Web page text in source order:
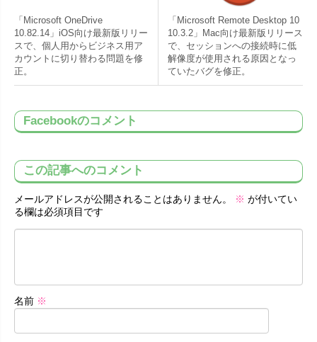
「Microsoft OneDrive
10.82.14」iOS向け最新版リリー
スで、個人用からビジネス用ア
カウントに切り替わる問題を修
正。
「Microsoft Remote Desktop 10
10.3.2」Mac向け最新版リリース
で、セッションへの接続時に低
解像度が使用される原因となっ
ていたバグを修正。
Facebookのコメント
この記事へのコメント
メールアドレスが公開されることはありません。 ※ が付いてい
る欄は必須項目です
名前 ※